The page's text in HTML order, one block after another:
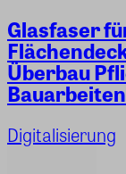
Glasfaser
Überbau
Digitalisierung